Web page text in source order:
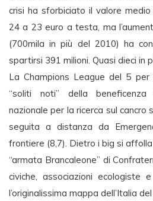
crisi ha sforbiciato il valore
24 a 23 euro a testa, ma
(700mila in più del 2010) ha
spartirsi 391 milioni. Quasi dieci in
La Champions League del 5
“soliti noti” della beneficenza
nazionale per la ricerca sul cancro
seguita a distanza da
frontiere (8,7). Dietro i big si
“armata Brancaleone” di
civiche, associazioni ecologiste
l’originalissima mappa dell’Italia